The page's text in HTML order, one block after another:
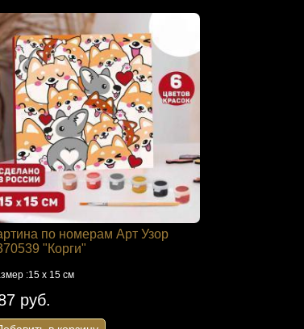
по номерам Арт Узор
"Корги"
:15 х 15 см
руб.